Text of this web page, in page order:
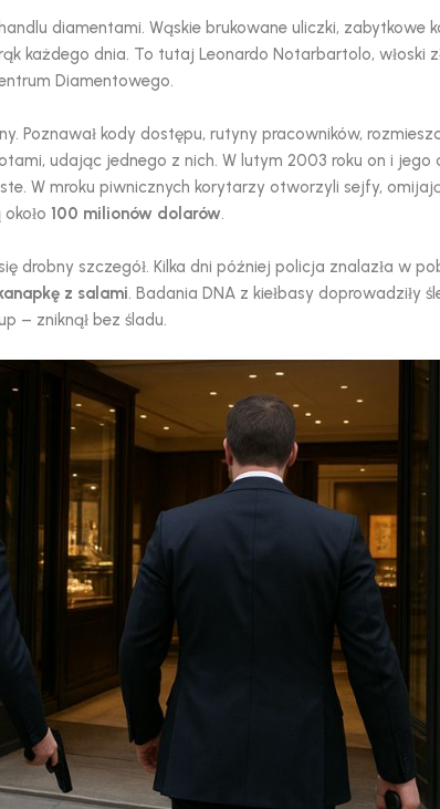
diamentami. Wąskie brukowane uliczki, zabytkowe
każdego dnia. To tutaj Leonardo Notarbartolo, włoski
Diamentowego.
Poznawał kody dostępu, rutyny pracowników,
udając jednego z nich. W lutym 2003 roku on i
W mroku piwnicznych korytarzy otworzyli sejfy,
100 milionów dolarów.
drobny szczegół. Kilka dni później policja znalazła w
kanapkę z salami. Badania DNA z kiełbasy doprowadziły
– zniknął bez śladu.